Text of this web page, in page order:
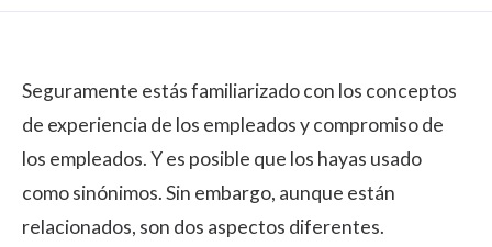
Seguramente estás familiarizado con los conceptos
de experiencia de los empleados ycompromiso de
los empleados. Y es posible que los hayas usado
como sinónimos. Sin embargo, aunque están
relacionados, son dos aspectos diferentes.